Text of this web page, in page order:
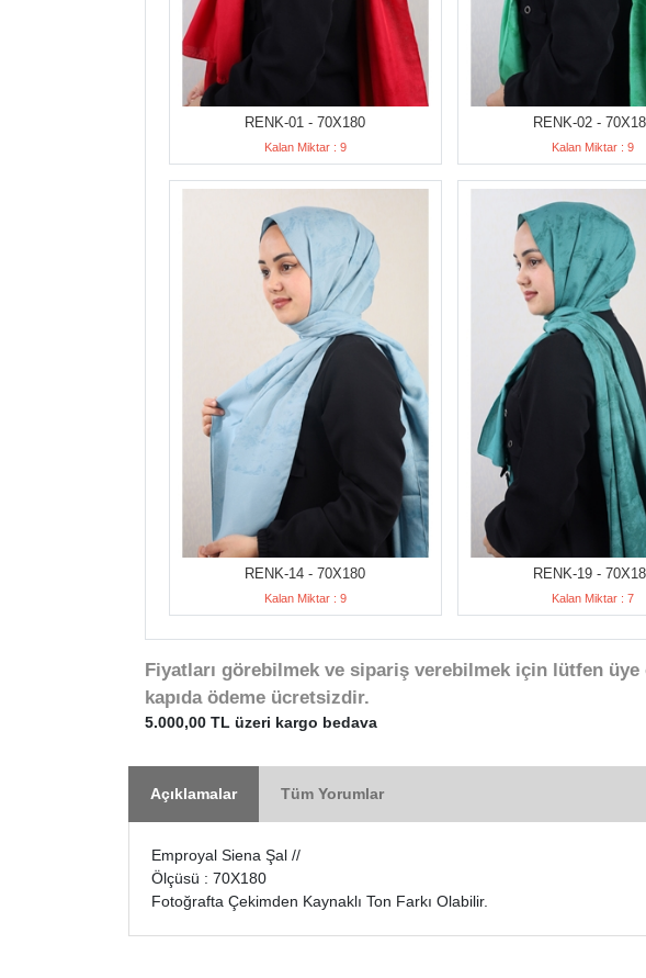
RENK-01 - 70X180
Kalan Miktar : 9
RENK-02 -
Kalan Miktar : 9
RENK-14 - 70X180
Kalan Miktar : 9
RENK-19 -
Kalan Miktar : 7
Fiyatları görebilmek ve sipariş verebilmek için lütfen
kapıda ödeme ücretsizdir.
5.000,00 TL üzeri kargo bedava
Açıklamalar Tüm Yorumlar
Emproyal Siena Şal //
Ölçüsü : 70X180
Fotoğrafta Çekimden Kaynaklı Ton Farkı Olabilir.